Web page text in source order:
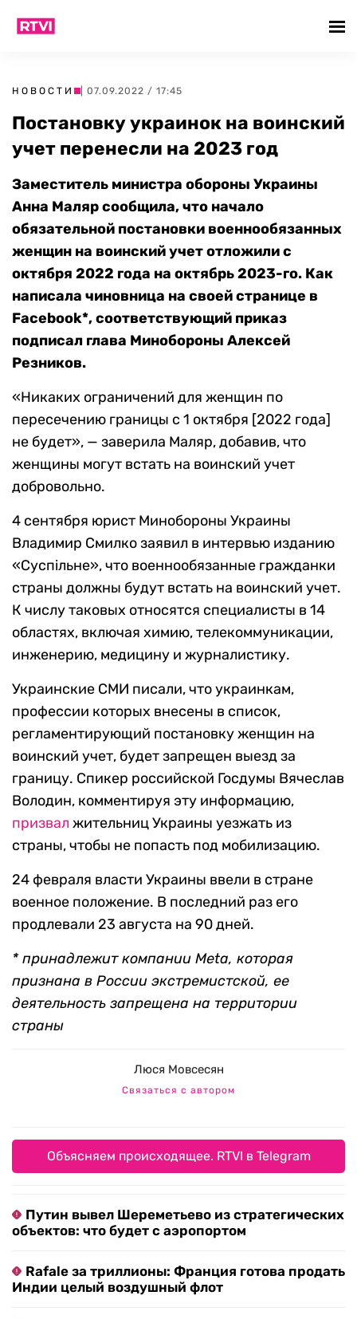
НОВОСТИ | 07.09.2022 / 17:45
Постановку украинок на воинский
учет перенесли на 2023 год
Заместитель министра обороны Украины
Анна Маляр сообщила, что начало
обязательной постановки военнообязанных
женщин на воинский учет отложили с
октября 2022 года на октябрь 2023-го. Как
написала чиновница на своей странице в
Facebook*, соответствующий приказ
подписал глава Минобороны Алексей
Резников.
«Никаких ограничений для женщин по
пересечению границы с 1 октября [2022 года]
не будет», — заверила Маляр, добавив, что
женщины могут встать на воинский учет
добровольно.
4 сентября юрист Минобороны Украины
Владимир Смилко заявил в интервью изданию
«Суспiльне», что военнообязанные гражданки
страны должны будут встать на воинский учет.
К числу таковых относятся специалисты в 14
областях, включая химию, телекоммуникации,
инженерию, медицину и журналистику.
Украинские СМИ писали, что украинкам,
профессии которых внесены в список,
регламентирующий постановку женщин на
воинский учет, будет запрещен выезд за
границу. Спикер российской Госдумы Вячеслав
Володин, комментируя эту информацию,
призвал жительниц Украины уезжать из
страны, чтобы не попасть под мобилизацию.
24 февраля власти Украины ввели в стране
военное положение. В последний раз его
продлевали 23 августа на 90 дней.
* принадлежит компании Meta, которая
признана в России экстремистской, ее
деятельность запрещена на территории
страны
Люся Мовсесян
Связаться с автором
Объясняем происходящее. RTVI в Telegram
Путин вывел Шереметьево из стратегических
объектов: что будет с аэропортом
Rafale за триллионы: Франция готова продать
Индии целый воздушный флот